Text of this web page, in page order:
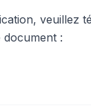
veuillez
document :